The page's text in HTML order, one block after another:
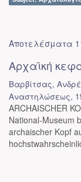
Αποτελέσματα
Αρχαϊκή
Βαρβίτσας,
Αναστηλώσεως,
ARCHAISCHER
National-Museum
archaischer Kopf